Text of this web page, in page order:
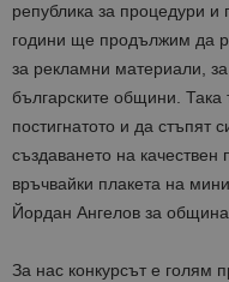
република за процедури
години ще продължим да
за рекламни материали,
българските общини.
постигнатото и да стъпят
създаването на качествен
връчвайки плакета на
Йордан Ангелов за
За нас конкурсът е голям